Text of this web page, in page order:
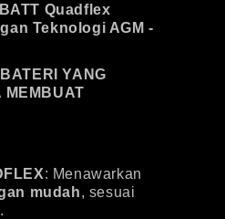
Quadflex
Teknologi AGM -
YANG
MEMBUAT
: Menawarkan
mudah, sesuai